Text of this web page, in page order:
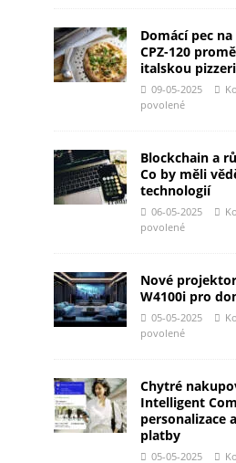
Domácí pec
CPZ-120
italskou
09-05-2025
povolené
Blockchain a
Co by měli
technologií
06-05-2025
povolené
Nové
W4100i pro
05-05-2025
povolené
Chytré
Intelligent
personalizace
platby
05-05-2025